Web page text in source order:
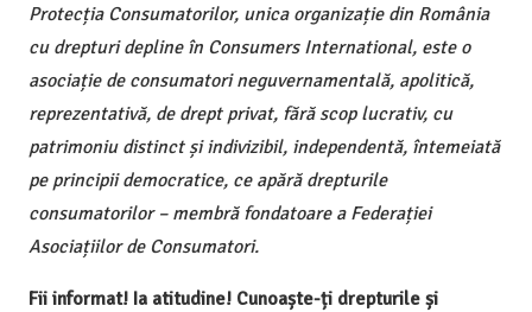
Protecția Consumatorilor, unica organizație din România
cu drepturi depline în Consumers International, este o
asociație de consumatori neguvernamentală, apolitică,
reprezentativă, de drept privat, fără scop lucrativ, cu
patrimoniu distinct și indivizibil, independentă, întemeiată
pe principii democratice, ce apără drepturile
consumatorilor – membră fondatoare a Federației
Asociațiilor de Consumatori.
Fii informat! Ia atitudine! Cunoaște-ți drepturile și